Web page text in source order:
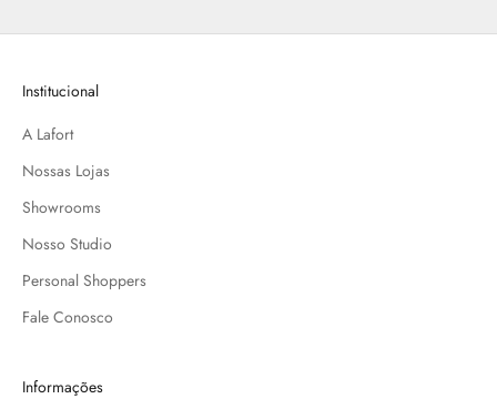
Institucional
A Lafort
Nossas Lojas
Showrooms
Nosso Studio
Personal Shoppers
Fale Conosco
Informações